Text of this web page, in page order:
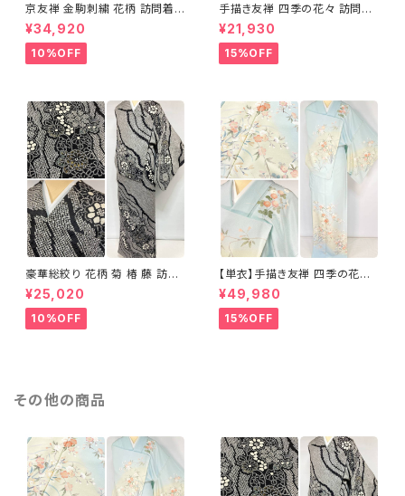
京友禅 金駒刺繍 花柄 訪問着
正絹 水色 黄緑 パステルカラー
アイスグリーン 1433
¥34,920
10%OFF
手描き友禅 四季の花々 訪問着
袷 正絹 サーモンピンク クリー
ム 白 桃花色 1434
¥21,930
15%OFF
豪華総絞り 花柄 菊 椿 藤 訪問
着 鹿の子絞り ラメ 正絹 黒 白
グレー 1435
¥25,020
10%OFF
【単衣】手描き友禅 四季の花々
正絹 訪問着 水色 黄緑 白 パス
テルカラー 1431
¥49,980
15%OFF
その他の商品